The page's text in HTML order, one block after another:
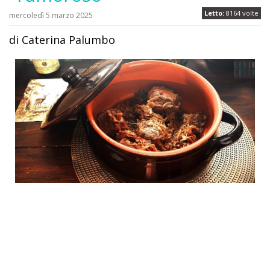
Letto: 8164 volte
mercoledì 5 marzo 2025
di Caterina Palumbo